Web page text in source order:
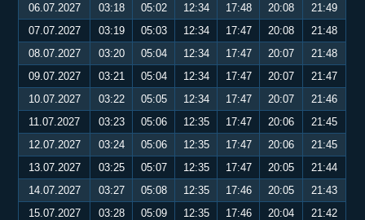
06.07.2027
03:18 05:02 12:34 17:48 20:08
21:49
07.07.2027
03:19 05:03 12:34 17:47 20:08
21:48
08.07.2027
03:20 05:04 12:34 17:47 20:07
21:48
09.07.2027
03:21 05:04 12:34 17:47 20:07
21:47
10.07.2027
03:22 05:05 12:34 17:47 20:07
21:46
11.07.2027
03:23 05:06 12:35 17:47 20:06
21:45
12.07.2027
03:24 05:06 12:35 17:47 20:06
21:45
13.07.2027
03:25 05:07 12:35 17:47 20:05
21:44
14.07.2027
03:27 05:08 12:35 17:46 20:05
21:43
15.07.2027
03:28 05:09 12:35 17:46 20:04
21:42